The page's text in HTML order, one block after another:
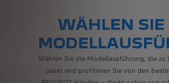
WÄHLEN SIE
Wählen Sie die Modellausführung, die
passt und profitieren Sie von den